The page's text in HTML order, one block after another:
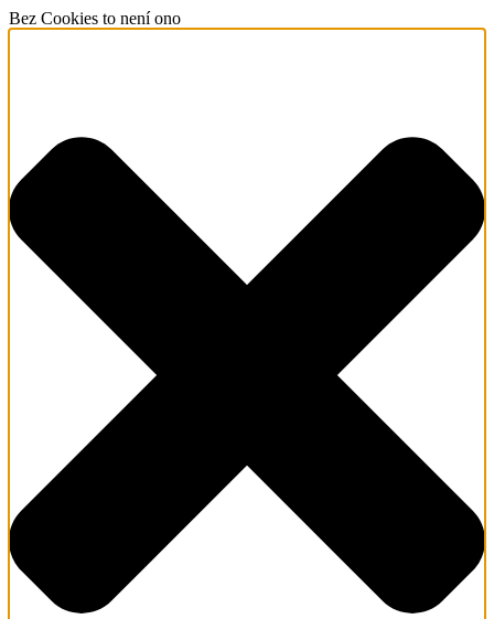
Bez Cookies to není ono